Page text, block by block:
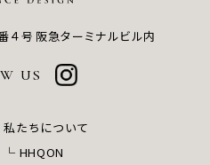
４号 阪急ターミナルビル内
US
私たちについて
HHQON